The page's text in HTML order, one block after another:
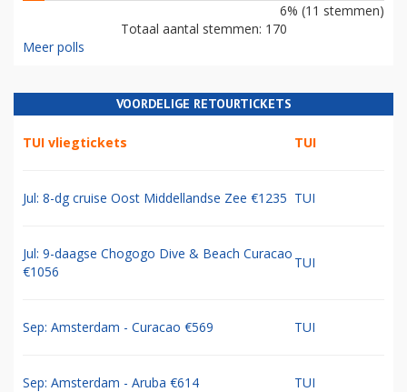
6% (11 stemmen)
Totaal aantal stemmen: 170
Meer polls
VOORDELIGE RETOURTICKETS
TUI vliegtickets TUI
Jul: 8-dg cruise Oost Middellandse Zee €1235 TUI
Jul: 9-daagse Chogogo Dive & Beach Curacao
€1056
TUI
Sep: Amsterdam - Curacao €569 TUI
Sep: Amsterdam - Aruba €614 TUI